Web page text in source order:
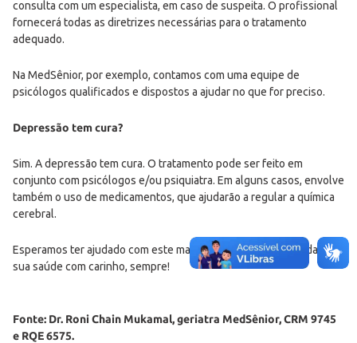
consulta com um especialista, em caso de suspeita. O profissional
fornecerá todas as diretrizes necessárias para o tratamento
adequado.
Na MedSênior, por exemplo, contamos com uma equipe de
psicólogos qualificados e dispostos a ajudar no que for preciso.
Depressão tem cura?
Sim. A depressão tem cura. O tratamento pode ser feito em
conjunto com psicólogos e/ou psiquiatra. Em alguns casos, envolve
também o uso de medicamentos, que ajudarão a regular a química
cerebral.
Esperamos ter ajudado com este material. Lembre-se de cuidar da
sua saúde com carinho, sempre!
Fonte: Dr. Roni Chain Mukamal, geriatra MedSênior, CRM 9745
e RQE 6575.